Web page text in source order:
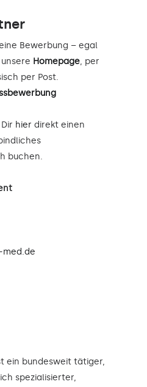
Bewerbung – egal
Homepage, per
per Post.
hier direkt einen
buchen.
med.de
ein bundesweit tätiger,
spezialisierter,